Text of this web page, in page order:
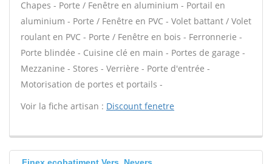
Chapes - Porte / Fenêtre en aluminium - Portail en
aluminium - Porte / Fenêtre en PVC - Volet battant / Volet
roulant en PVC - Porte / Fenêtre en bois - Ferronnerie -
Porte blindée - Cuisine clé en main - Portes de garage -
Mezzanine - Stores - Verrière - Porte d'entrée -
Motorisation de portes et portails -
Voir la fiche artisan : Discount fenetre